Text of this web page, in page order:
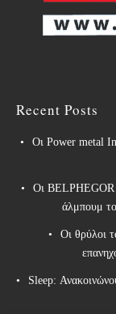
Recent Posts
Οι Power metal
Οι BELPHEGOR
άλμπουμ
Οι θρύλοι
Sleep: